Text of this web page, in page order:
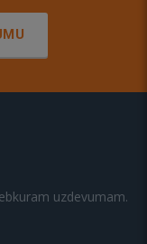
uzdevumam.